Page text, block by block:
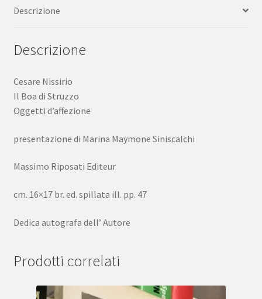
Riposati
A.
Descrizione
Descrizione
Cesare Nissirio
Il Boa di Struzzo
Oggetti d’affezione
presentazione di Marina Maymone Siniscalchi
Massimo Riposati Editeur
cm. 16×17 br. ed. spillata ill. pp. 47
Dedica autografa dell’ Autore
Prodotti correlati